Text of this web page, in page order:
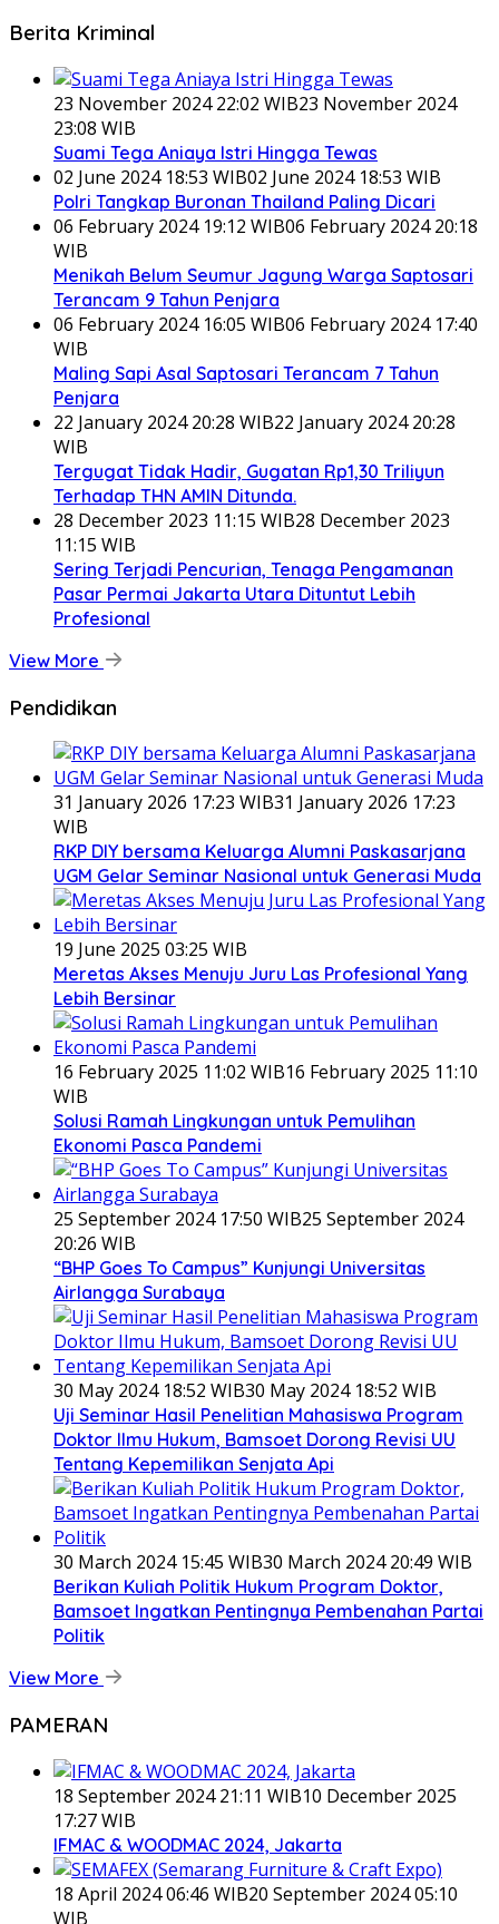
Berita Kriminal
23 November 2024 22:02 WIB23 November 2024
23:08 WIB
Suami Tega Aniaya Istri Hingga Tewas
02 June 2024 18:53 WIB02 June 2024 18:53 WIB
Polri Tangkap Buronan Thailand Paling Dicari
06 February 2024 19:12 WIB06 February 2024 20:18
WIB
Menikah Belum Seumur Jagung Warga Saptosari
Terancam 9 Tahun Penjara
06 February 2024 16:05 WIB06 February 2024 17:40
WIB
Maling Sapi Asal Saptosari Terancam 7 Tahun
Penjara
22 January 2024 20:28 WIB22 January 2024 20:28
WIB
Tergugat Tidak Hadir, Gugatan Rp1,30 Triliyun
Terhadap THN AMIN Ditunda.
28 December 2023 11:15 WIB28 December 2023
11:15 WIB
Sering Terjadi Pencurian, Tenaga Pengamanan
Pasar Permai Jakarta Utara Dituntut Lebih
Profesional
View More
Pendidikan
31 January 2026 17:23 WIB31 January 2026 17:23
WIB
RKP DIY bersama Keluarga Alumni Paskasarjana
UGM Gelar Seminar Nasional untuk Generasi Muda
19 June 2025 03:25 WIB
Meretas Akses Menuju Juru Las Profesional Yang
Lebih Bersinar
16 February 2025 11:02 WIB16 February 2025 11:10
WIB
Solusi Ramah Lingkungan untuk Pemulihan
Ekonomi Pasca Pandemi
25 September 2024 17:50 WIB25 September 2024
20:26 WIB
“BHP Goes To Campus” Kunjungi Universitas
Airlangga Surabaya
30 May 2024 18:52 WIB30 May 2024 18:52 WIB
Uji Seminar Hasil Penelitian Mahasiswa Program
Doktor Ilmu Hukum, Bamsoet Dorong Revisi UU
Tentang Kepemilikan Senjata Api
30 March 2024 15:45 WIB30 March 2024 20:49 WIB
Berikan Kuliah Politik Hukum Program Doktor,
Bamsoet Ingatkan Pentingnya Pembenahan Partai
Politik
View More
PAMERAN
18 September 2024 21:11 WIB10 December 2025
17:27 WIB
IFMAC & WOODMAC 2024, Jakarta
18 April 2024 06:46 WIB20 September 2024 05:10
WIB